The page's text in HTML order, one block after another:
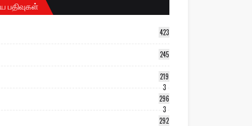
பதிவுகள்
423
245
219
3
296
3
292